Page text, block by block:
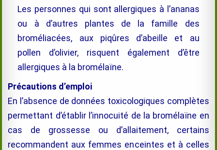
Les personnes qui sont allergiques à l’ananas
ou à d’autres plantes de la famille des
broméliacées, aux piqûres d’abeille et au
pollen d’olivier, risquent également d’être
allergiques à la bromélaïne.
Précautions d’emploi
En l’absence de données toxicologiques complètes
permettant d’établir l’innocuité de la bromélaïne en
cas de grossesse ou d’allaitement, certains
recommandent aux femmes enceintes et à celles